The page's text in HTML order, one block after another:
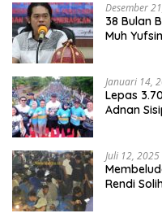
Desember
38 Bulan
Muh
Januari 14,
Lepas
Adnan
Juli 12, 2025
Rendi